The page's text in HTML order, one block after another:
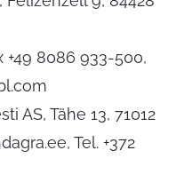
+49 8086 933-500,
AS, Tähe 13, 71012
, Tel. +372